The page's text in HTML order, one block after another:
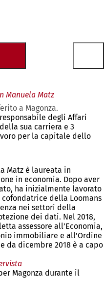
Manuela Matz
a Magonza.
degli Affari
sua carriera e 3
per la capitale dello
Matz è laureata in
in economia. Dopo aver
ha inizialmente lavorato
cofondatrice della Loomans
nei settori della
dei dati. Nel 2018,
assessore all’Economia,
immobiliare e all’Ordine
da dicembre 2018 è a capo
Magonza durante il